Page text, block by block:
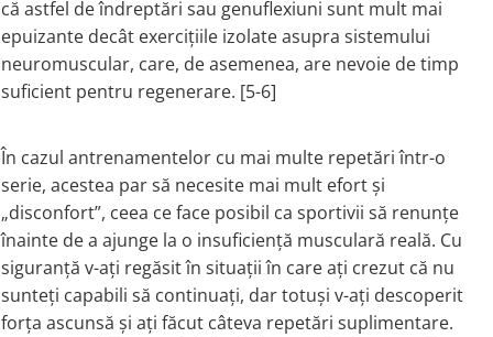
Vitamina C
Vitamin D
W
Wormwood (Artemisia)
Yucca
Z
Zeaxanthin
că astfel de îndreptări sau genuflexiuni sunt mult mai
epuizante decât exercițiile izolate asupra sistemului
neuromuscular, care, de asemenea, are nevoie de timp
suficient pentru regenerare. [5-6]
În cazul antrenamentelor cu mai multe repetări într-o
serie, acestea par să necesite mai mult efort și
„disconfort”, ceea ce face posibil ca sportivii să renunțe
înainte de a ajunge la o insuficiență musculară reală. Cu
siguranță v-ați regăsit în situații în care ați crezut că nu
sunteți capabili să continuați, dar totuși v-ați descoperit
forța ascunsă și ați făcut câteva repetări suplimentare.